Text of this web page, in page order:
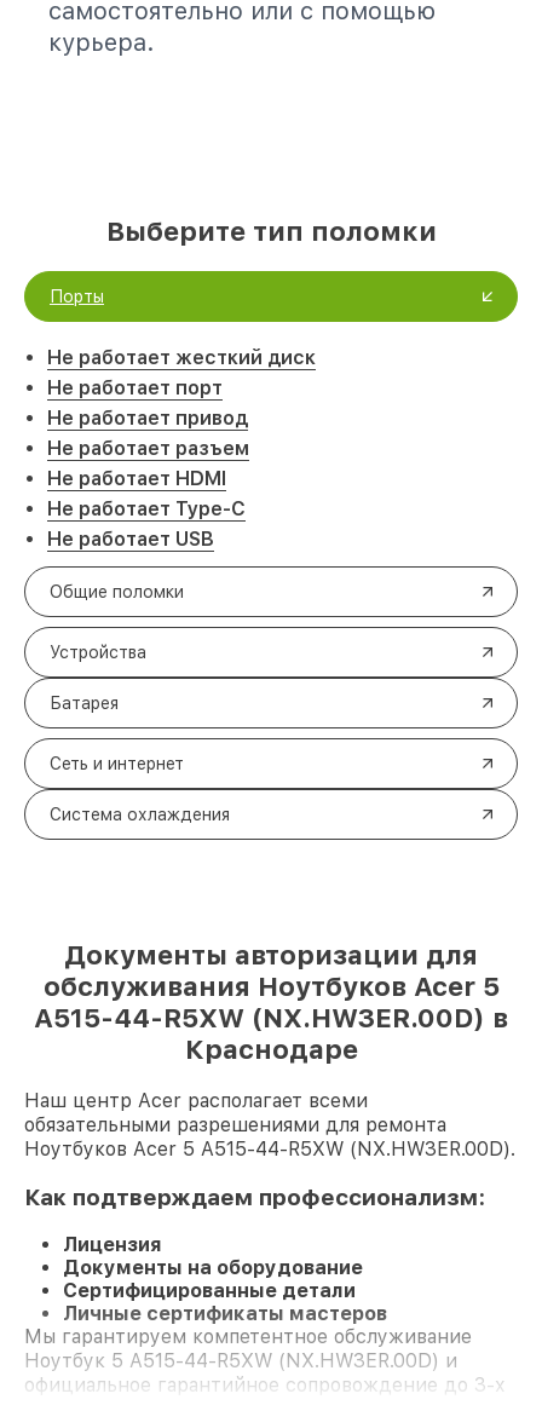
самостоятельно или с помощью
курьера.
Выберите тип поломки
Порты
Не работает жесткий диск
Не работает порт
Не работает привод
Не работает разъем
Не работает HDMI
Не работает Type-C
Не работает USB
Общие поломки
Устройства
Батарея
Сеть и интернет
Система охлаждения
Документы авторизации для
обслуживания Ноутбуков Acer 5
A515-44-R5XW (NX.HW3ER.00D) в
Краснодаре
Наш центр Acer располагает всеми
обязательными разрешениями для ремонта
Ноутбуков Acer 5 A515-44-R5XW (NX.HW3ER.00D).
Как подтверждаем профессионализм:
Лицензия
Документы на оборудование
Сертифицированные детали
Личные сертификаты мастеров
Мы гарантируем компетентное обслуживание
Ноутбук 5 A515-44-R5XW (NX.HW3ER.00D) и
официальное гарантийное сопровождение до 3-х